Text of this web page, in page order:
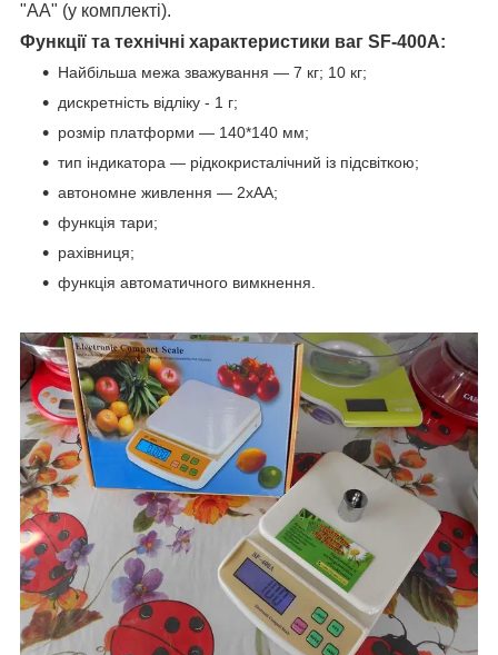
"АА" (у комплекті).
Функції та технічні характеристики ваг SF-400А:
Найбільша межа зважування — 7 кг; 10 кг;
дискретність відліку - 1 г;
розмір платформи — 140*140 мм;
тип індикатора — рідкокристалічний із підсвіткою;
автономне живлення — 2хАА;
функція тари;
рахівниця;
функція автоматичного вимкнення.